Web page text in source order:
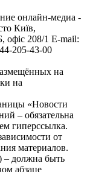
онлайн-медиа -
Київ,
208/1 E-mail:
205-43-00
на
на
«Новости
– обязательна
гиперссылка.
от
материалов.
– должна быть
абзаце